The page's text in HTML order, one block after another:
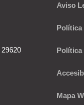
Aviso
Política
Política
Mapa